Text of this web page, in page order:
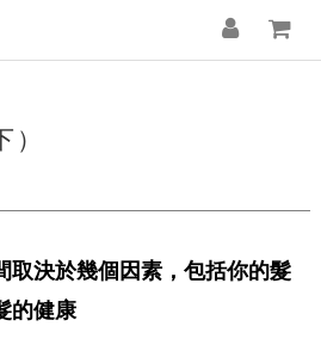
取決於幾個因素，包括你的髮
的健康